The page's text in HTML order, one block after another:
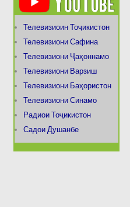
Телевизиоин Тоҷикистон
Телевизиони Сафина
Телевизиони Ҷаҳоннамо
Телевизиони Варзиш
Телевизиони Баҳористон
Телевизиони Синамо
Радиои Тоҷикистон
Садои Душанбе